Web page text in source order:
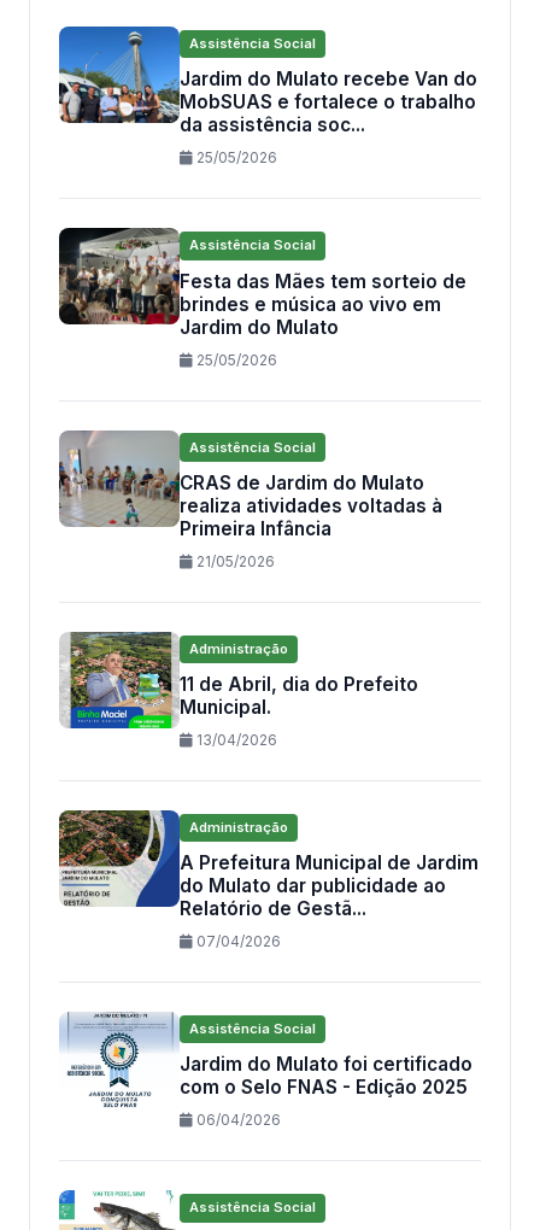
Assistência Social
Jardim do Mulato recebe Van do
MobSUAS e fortalece o trabalho
da assistência soc...
25/05/2026
Assistência Social
Festa das Mães tem sorteio de
brindes e música ao vivo em
Jardim do Mulato
25/05/2026
Assistência Social
CRAS de Jardim do Mulato
realiza atividades voltadas à
Primeira Infância
21/05/2026
Administração
11 de Abril, dia do Prefeito
Municipal.
13/04/2026
Administração
A Prefeitura Municipal de Jardim
do Mulato dar publicidade ao
Relatório de Gestã...
07/04/2026
Assistência Social
Jardim do Mulato foi certificado
com o Selo FNAS - Edição 2025
06/04/2026
Assistência Social